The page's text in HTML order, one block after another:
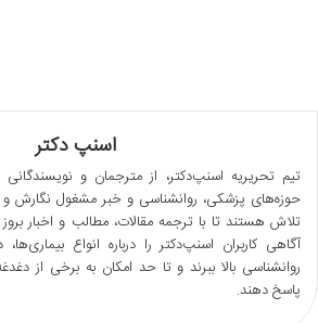
اسنپ دکتر
تیم تحریریه اسنپ‌دکتر، از مترجمان و
حوزه‌های پزشکی، روانشناسی و خبر مشغول نگارش و
تلاش هستند تا با ترجمه مقالات، مطالب و اخبار بروز
آگاهی کاربران اسنپ‌دکتر را درباره انواع
روانشناسی بالا ببرند و تا حد امکان به برخی از
پاسخ دهند.